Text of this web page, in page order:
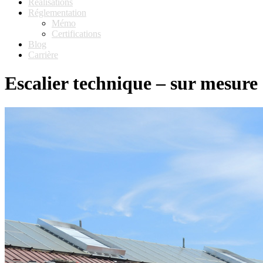
Réglementation
Mémo
Certifications
Blog
Carrière
Escalier technique – sur mesure